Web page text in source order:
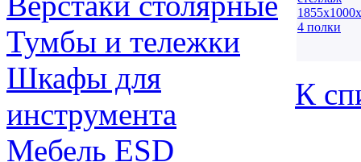
Тумбы и тележки
Шкафы для
инструмента
Мебель ESD
К